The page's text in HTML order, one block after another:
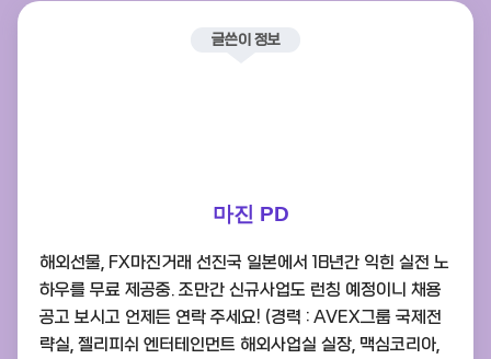
글쓴이 정보
마진 PD
해외선물, FX마진거래 선진국 일본에서 18년간 익힌 실전 노
하우를 무료 제공중. 조만간 신규사업도 런칭 예정이니 채용
공고 보시고 언제든 연락 주세요! (경력 : AVEX그룹 국제전
략실, 젤리피쉬 엔터테인먼트 해외사업실 실장, 맥심코리아,